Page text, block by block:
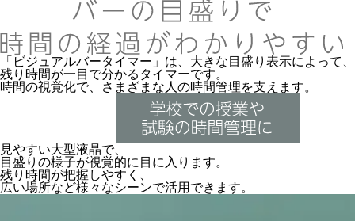
「ビジュアルバータイマー」は、大きな目盛り表示によって、
残り時間が一目で分かるタイマーです。
時間の視覚化で、さまざまな人の時間管理を支えます。
見やすい大型液晶で、
目盛りの様子が視覚的に目に入ります。
残り時間が把握しやすく、
広い場所など様々なシーンで活用できます。